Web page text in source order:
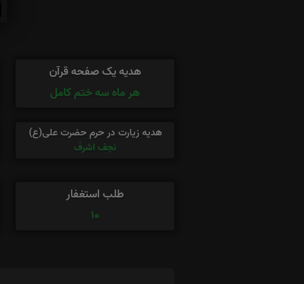
هدیه یک صفحه قرآن
هر ماه سه ختم کامل
هدیه زیارت در حرم حضرت علی(ع)
نجف اشرف
طلب استغفار
10